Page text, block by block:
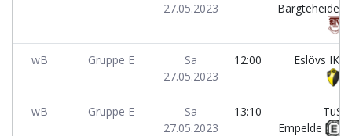
27.05.2023
Bargteheide
wB Gruppe E
Sa
27.05.2023
12:00 Eslövs IK
wB Gruppe E
Sa
27.05.2023
13:10
TuS
Empelde